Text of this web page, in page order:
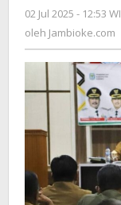
02 Jul 2025 - 12:53
oleh Jambioke.com